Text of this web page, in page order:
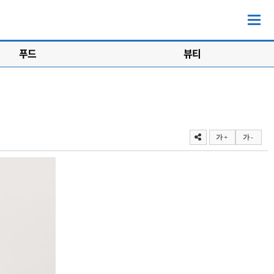
푸드 뷰티
가 + 가 -